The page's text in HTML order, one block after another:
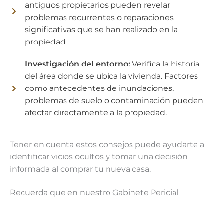
antiguos propietarios pueden revelar
problemas recurrentes o reparaciones
significativas que se han realizado en la
propiedad.
Investigación del entorno: Verifica la historia
del área donde se ubica la vivienda. Factores
como antecedentes de inundaciones,
problemas de suelo o contaminación pueden
afectar directamente a la propiedad.
Tener en cuenta estos consejos puede ayudarte a
identificar vicios ocultos y tomar una decisión
informada al comprar tu nueva casa.
Recuerda que en nuestro Gabinete Pericial